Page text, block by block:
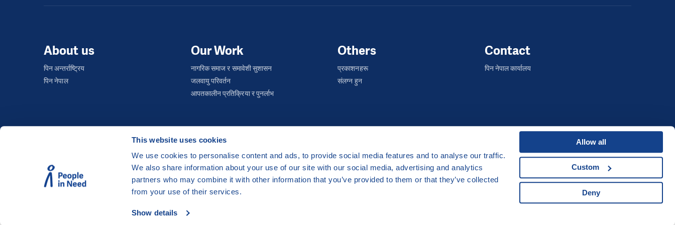
This website uses cookies
We use cookies to personalise content and ads, to provide social media features and to analyse our traffic.
We also share information about your use of our site with our social media, advertising and analytics
partners who may combine it with other information that you’ve provided to them or that they’ve collected
from your use of their services.
Show details
Allow all
Custom
Deny
About us
पिन अन्तर्राष्ट्रिय
पिन नेपाल
Our Work
नागरिक समाज र समावेशी सुशासन
जलवायु परिवर्तन
आपतकालीन प्रतिक्रिया र पुनर्लाभ
Others
प्रकाशनहरू
संलग्न हुन
Contact
पिन नेपाल कार्यालय
©People in Need
, Šafaříkova 635/24, 120 00 Praha 2 Czech Republic
The website is generously hosted free of charge by CZECHIA.COM.
द्वारा विकसित
UI & UX
Michal KruškaaMichal Brtníček
Vizuální identita